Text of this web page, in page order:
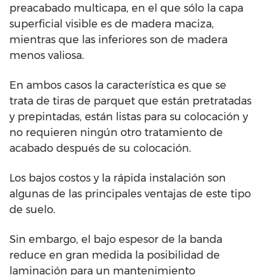
preacabado multicapa, en el que sólo la capa
superficial visible es de madera maciza,
mientras que las inferiores son de madera
menos valiosa.
En ambos casos la característica es que se
trata de tiras de parquet que están pretratadas
y prepintadas, están listas para su colocación y
no requieren ningún otro tratamiento de
acabado después de su colocación.
Los bajos costos y la rápida instalación son
algunas de las principales ventajas de este tipo
de suelo.
Sin embargo, el bajo espesor de la banda
reduce en gran medida la posibilidad de
laminación para un mantenimiento